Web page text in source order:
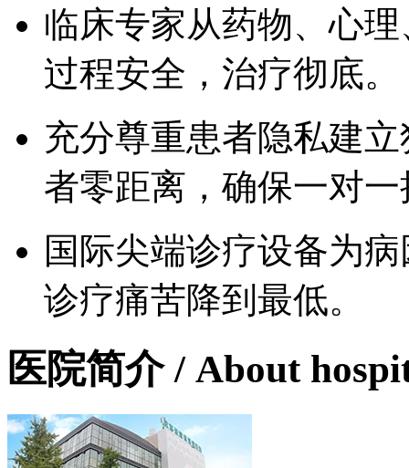
临床专家从药物、心
过程安全，治疗彻底。
充分尊重患者隐私建
者零距离，确保一对
国际尖端诊疗设备为
诊疗痛苦降到最低。
医院简介 / About